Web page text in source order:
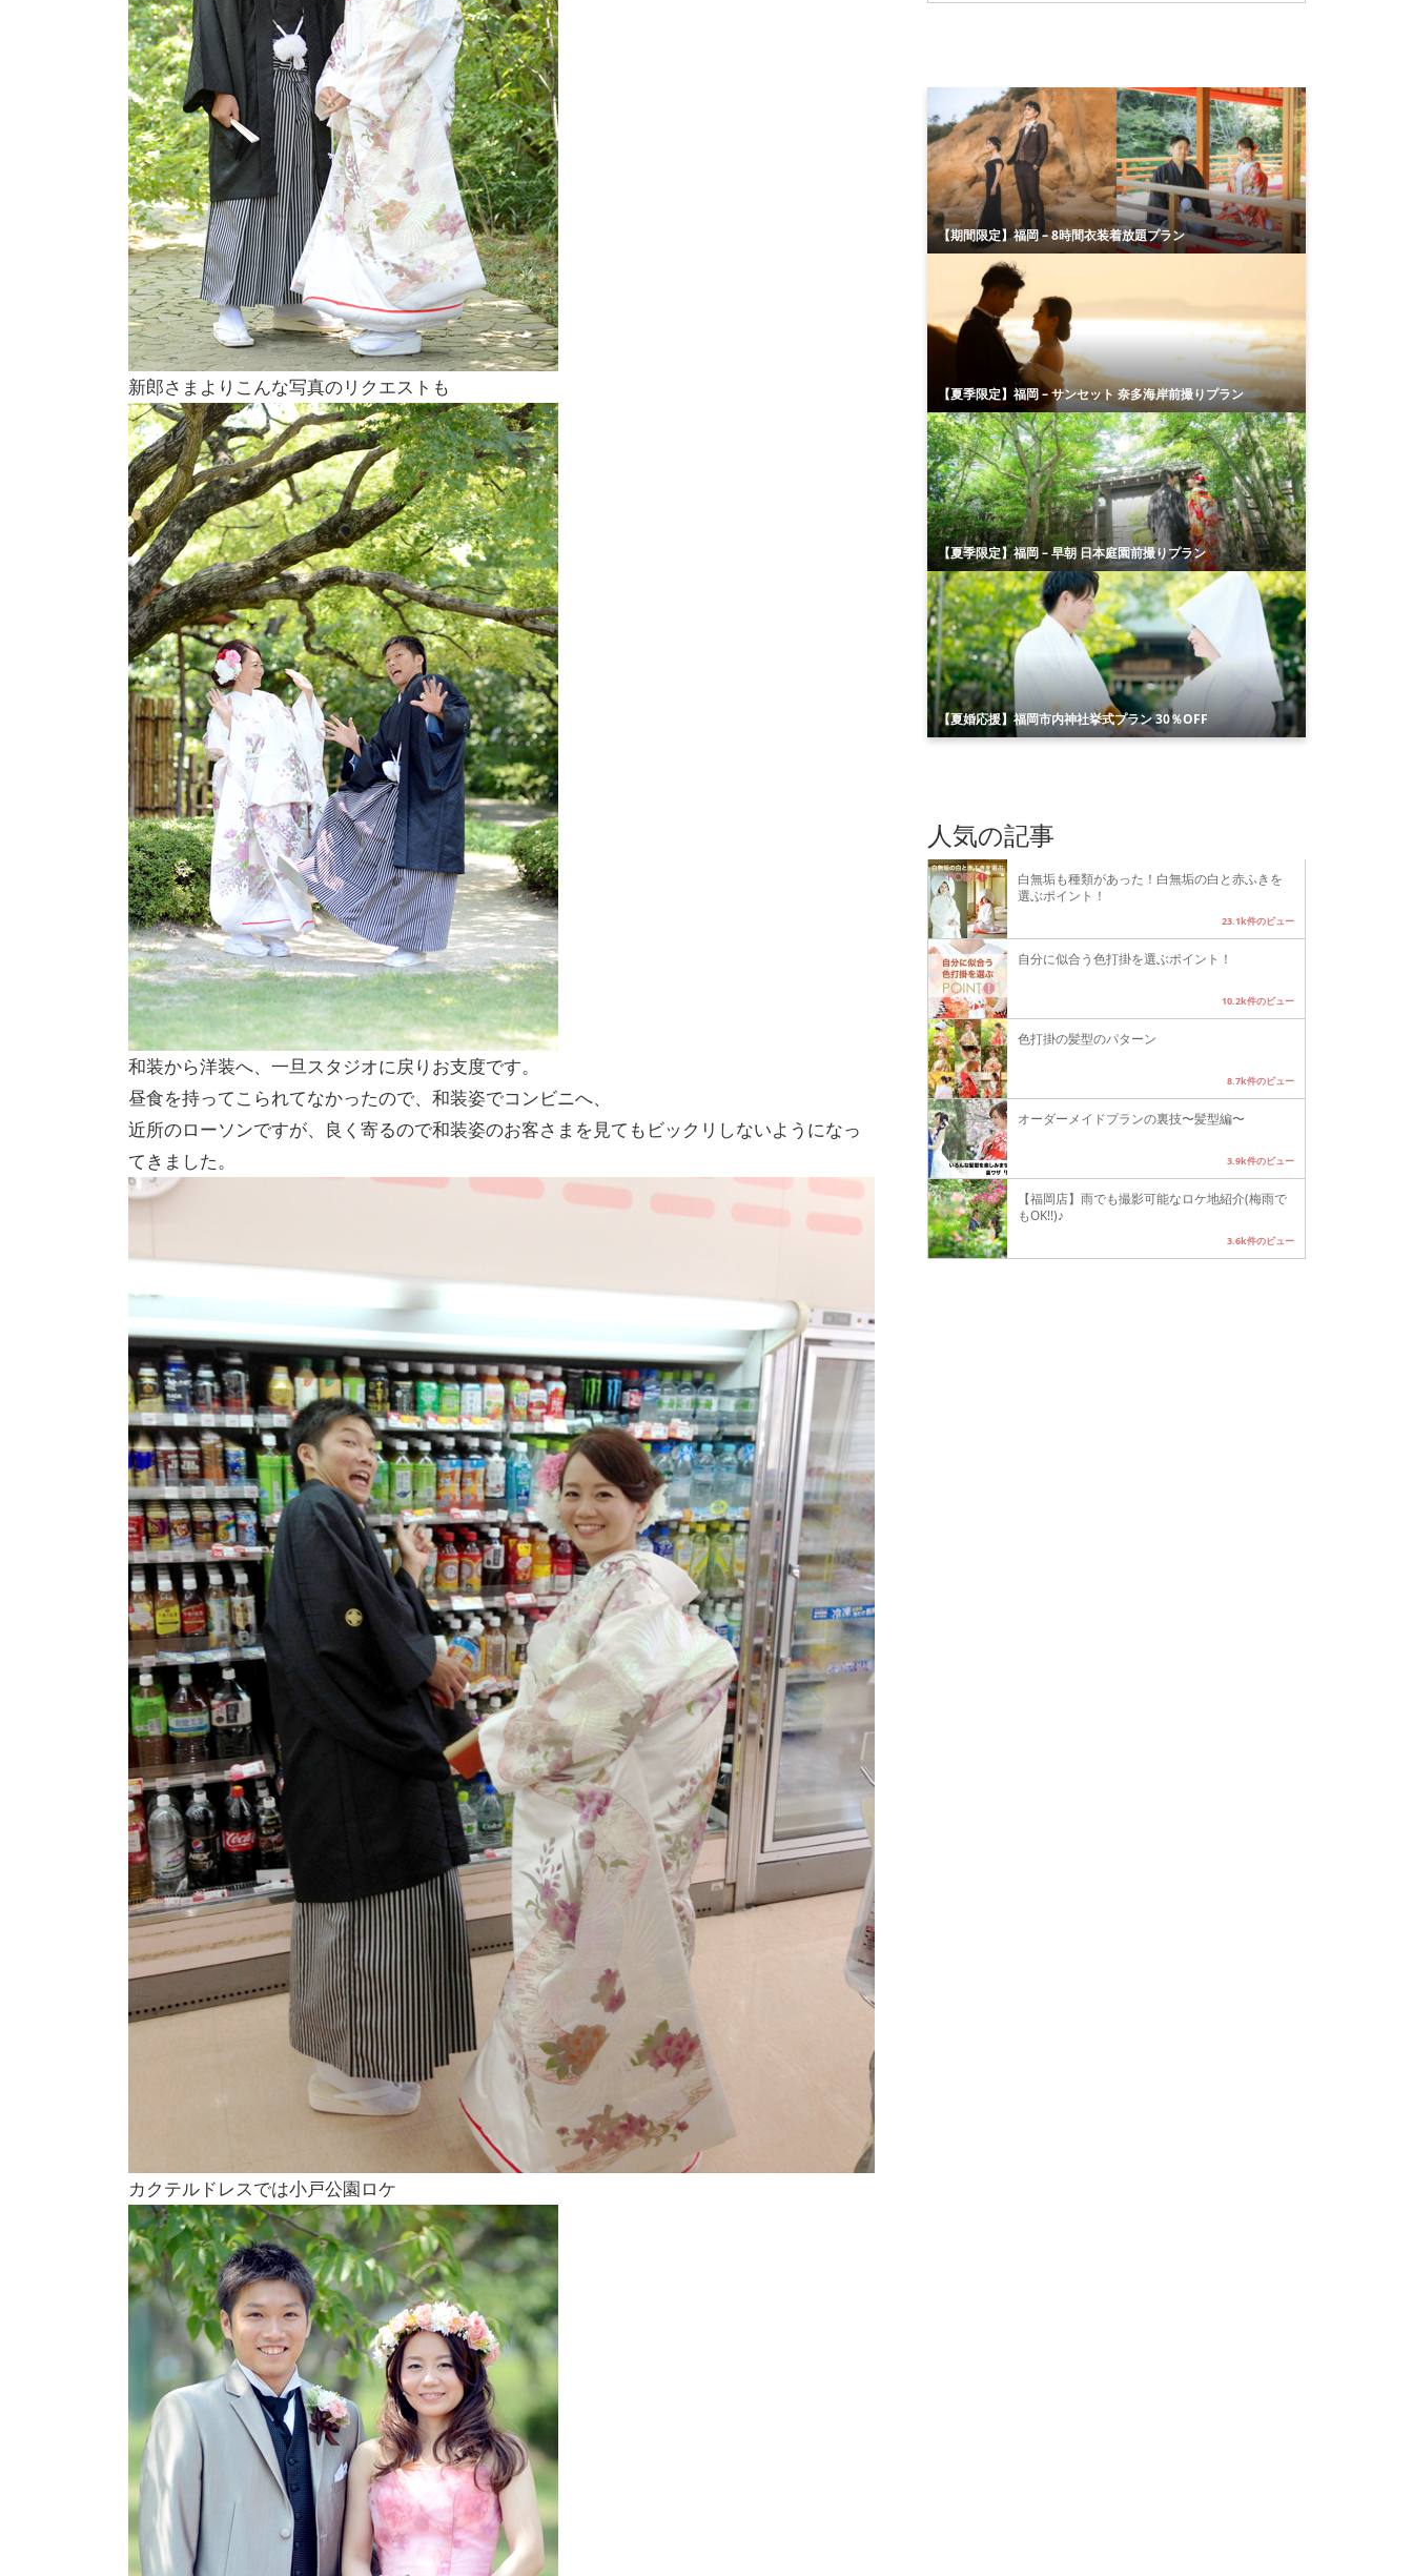
新郎さまよりこんな写真のリクエストも
和装から洋装へ、一旦スタジオに戻りお支度です。
昼食を持ってこられてなかったので、和装姿でコンビニへ、
近所のローソンですが、良く寄るので和装姿のお客さまを見てもビックリしないようになっ
てきました。
カクテルドレスでは小戸公園ロケ
【期間限定】福岡 – 8時間衣装着放題プラン
【夏季限定】福岡 – サンセット 奈多海岸前撮りプラン
【夏季限定】福岡 – 早朝 日本庭園前撮りプラン
【夏婚応援】福岡市内神社挙式プラン 30％OFF
人気の記事
白無垢も種類があった！白無垢の白と赤ふきを
選ぶポイント！
23.1k件のビュー
自分に似合う色打掛を選ぶポイント！
10.2k件のビュー
色打掛の髪型のパターン
8.7k件のビュー
オーダーメイドプランの裏技〜髪型編〜
3.9k件のビュー
【福岡店】雨でも撮影可能なロケ地紹介(梅雨で
もOK!!)♪
3.6k件のビュー